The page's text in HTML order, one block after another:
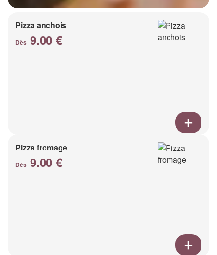
Pizza anchois
Dès 9.00 €
Pizza fromage
Dès 9.00 €